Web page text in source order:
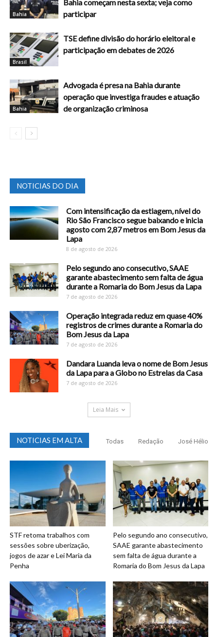
Bahia
Bahia começam nesta sexta; veja como
participar
Brasil
TSE define divisão do horário eleitoral e
participação em debates de 2026
Bahia
Advogada é presa na Bahia durante
operação que investiga fraudes e atuação
de organização criminosa
NOTICIAS DO DIA
Com intensificação da estiagem, nível do
Rio São Francisco segue baixando e inicia
agosto com 2,87 metros em Bom Jesus da
Lapa
8 de agosto de 2026
Pelo segundo ano consecutivo, SAAE
garante abastecimento sem falta de água
durante a Romaria do Bom Jesus da Lapa
7 de agosto de 2026
Operação integrada reduz em quase 40%
registros de crimes durante a Romaria do
Bom Jesus da Lapa
7 de agosto de 2026
Dandara Luanda leva o nome de Bom Jesus
da Lapa para a Globo no Estrelas da Casa
7 de agosto de 2026
Leia Mais
NOTICIAS EM ALTA Todas Redação José Hélio
STF retoma trabalhos com
sessões sobre uberização,
jogos de azar e Lei Maria da
Penha
Pelo segundo ano consecutivo,
SAAE garante abastecimento
sem falta de água durante a
Romaria do Bom Jesus da Lapa